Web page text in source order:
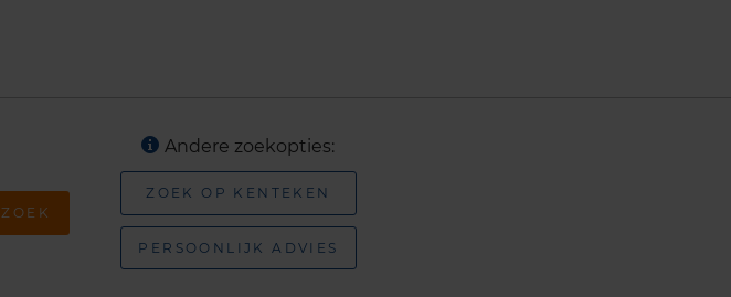
ZOEK
Andere zoekopties:
ZOEK OP KENTEKEN
PERSOONLIJK ADVIES